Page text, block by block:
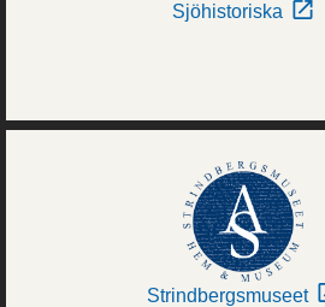
Sjöhistoriska
Strindbergsmuseet